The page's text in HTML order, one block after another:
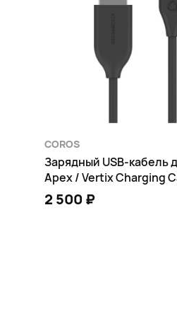
COROS
Зарядный USB-кабель
Apex / Vertix Charging
2 500 ₽